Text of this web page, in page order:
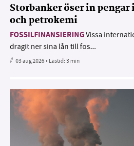
Storbanker öser in
och petrokemi
FOSSILFINANSIERINGVissa
dragit ner sina lån till fos...
03 aug 2026• Lästid:3 min